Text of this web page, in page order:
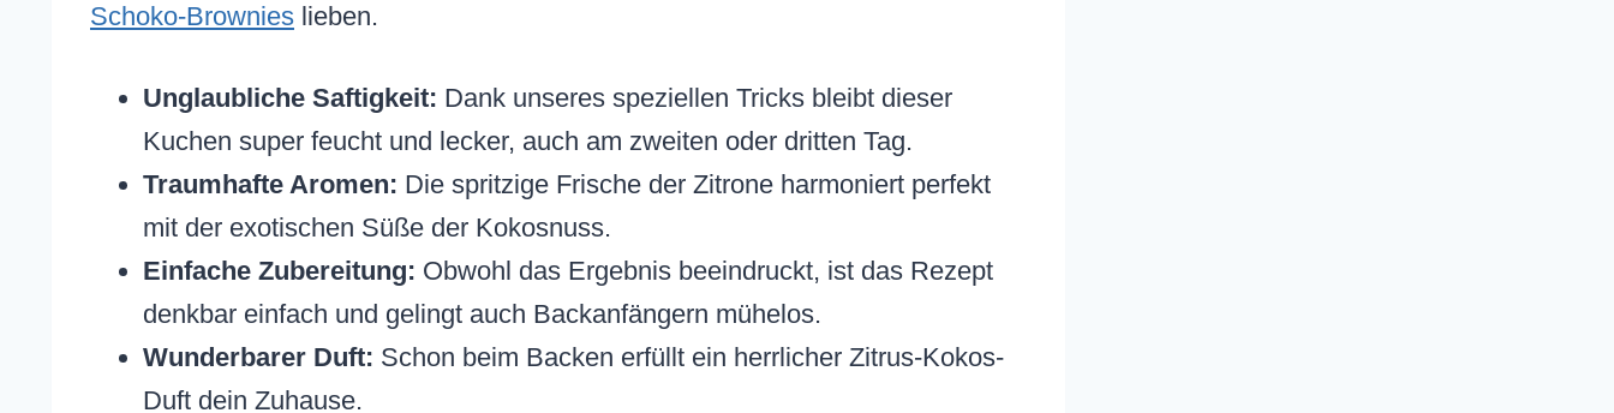
Schoko-Brownies lieben.
Unglaubliche Saftigkeit: Dank unseres speziellen Tricks bleibt dieser
Kuchen super feucht und lecker, auch am zweiten oder dritten Tag.
Traumhafte Aromen: Die spritzige Frische der Zitrone harmoniert perfekt
mit der exotischen Süße der Kokosnuss.
Einfache Zubereitung: Obwohl das Ergebnis beeindruckt, ist das Rezept
denkbar einfach und gelingt auch Backanfängern mühelos.
Wunderbarer Duft: Schon beim Backen erfüllt ein herrlicher Zitrus-Kokos-
Duft dein Zuhause.